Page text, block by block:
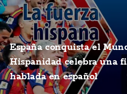
España conquista el
Hispanidad celebra una
hablada en español